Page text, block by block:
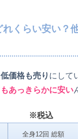
れくらい安い？
価格も売り にして
あっきらかに安い
※税込
全身12回 総額